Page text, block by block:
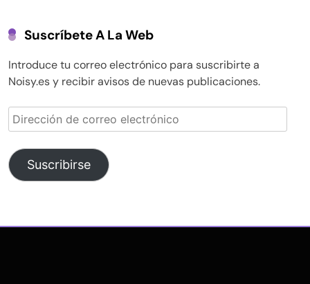
Suscríbete A La Web
Introduce tu correo electrónico para suscribirte a
Noisy.es y recibir avisos de nuevas publicaciones.
Dirección
de
correo
electrónico
Suscribirse